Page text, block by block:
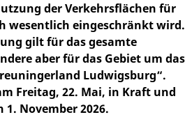
der Verkehrsflächen für
wesentlich eingeschränkt wird.
gilt für das gesamte
aber für das Gebiet um das
Ludwigsburg“.
Freitag, 22. Mai, in Kraft und
November 2026.